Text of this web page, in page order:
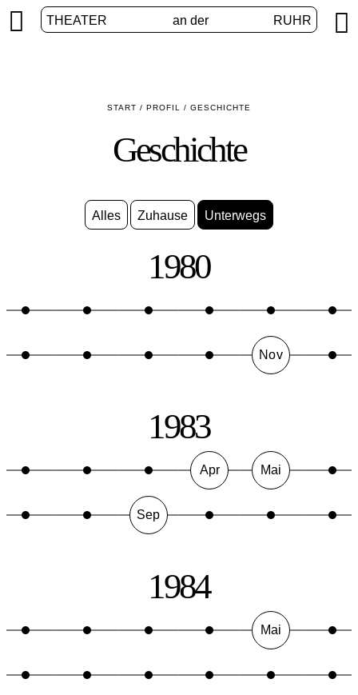
THEATER an der RUHR
 
START / PROFIL / GESCHICHTE
Geschichte
Alles Zuhause Unterwegs
1980
Nov
1983
Apr Mai
Sep
1984
Mai